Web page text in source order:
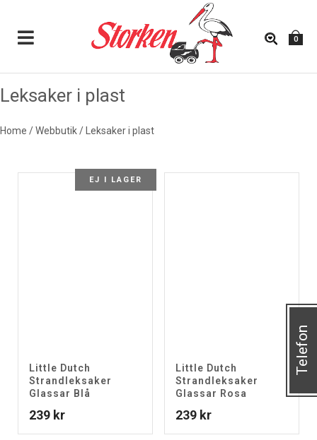
0
Leksaker i plast
Home /Webbutik/ Leksaker i plast
EJ I LAGER
Little Dutch
Strandleksaker
Glassar Blå
239 kr
Little Dutch
Strandleksaker
Glassar Rosa
239 kr
Telefon